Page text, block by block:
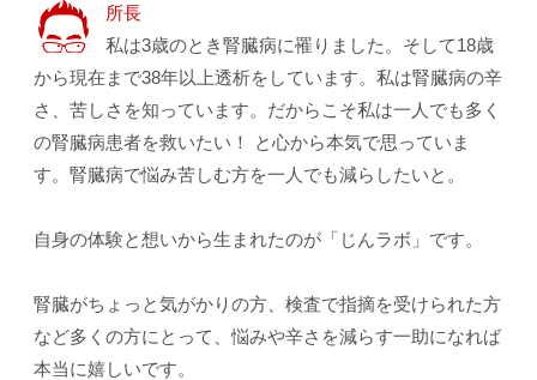
所長
私は3歳のとき腎臓病に罹りました。そして18歳
から現在まで38年以上透析をしています。私は腎臓病の辛
さ、苦しさを知っています。だからこそ私は一人でも多く
の腎臓病患者を救いたい！ と心から本気で思っていま
す。腎臓病で悩み苦しむ方を一人でも減らしたいと。
自身の体験と想いから生まれたのが「じんラボ」です。
腎臓がちょっと気がかりの方、検査で指摘を受けられた方
など多くの方にとって、悩みや辛さを減らす一助になれば
本当に嬉しいです。